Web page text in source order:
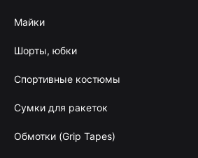
Майки
Шорты, юбки
Спортивные костюмы
Сумки для ракеток
Обмотки (Grip Tapes)